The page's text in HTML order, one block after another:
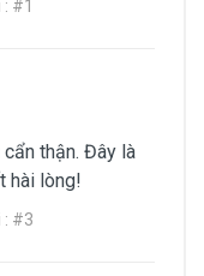
Giá Nhiều Nhất
#1
thận. Đây là
hài lòng!
: #3